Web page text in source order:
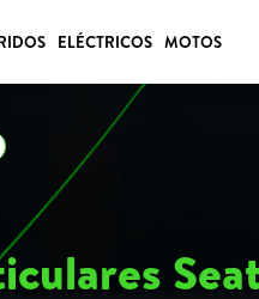
ELÉCTRICOS MOTOS